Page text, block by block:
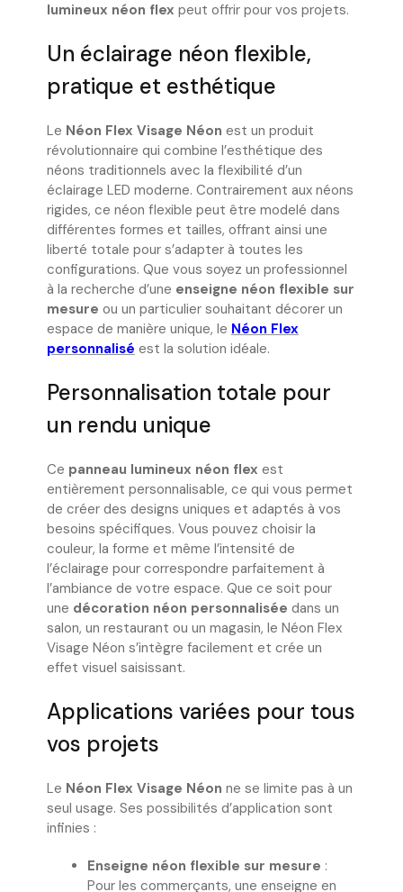
lumineux néon flex peut offrir pour vos projets.
Un éclairage néon flexible,
pratique et esthétique
Le Néon Flex Visage Néon est un produit
révolutionnaire qui combine l’esthétique des
néons traditionnels avec la flexibilité d’un
éclairage LED moderne. Contrairement aux néons
rigides, ce néon flexible peut être modelé dans
différentes formes et tailles, offrant ainsi une
liberté totale pour s’adapter à toutes les
configurations. Que vous soyez un professionnel
à la recherche d’une enseigne néon flexible sur
mesure ou un particulier souhaitant décorer un
espace de manière unique, le Néon Flex
personnalisé est la solution idéale.
Personnalisation totale pour
un rendu unique
Ce panneau lumineux néon flex est
entièrement personnalisable, ce qui vous permet
de créer des designs uniques et adaptés à vos
besoins spécifiques. Vous pouvez choisir la
couleur, la forme et même l’intensité de
l’éclairage pour correspondre parfaitement à
l’ambiance de votre espace. Que ce soit pour
une décoration néon personnalisée dans un
salon, un restaurant ou un magasin, le Néon Flex
Visage Néon s’intègre facilement et crée un
effet visuel saisissant.
Applications variées pour tous
vos projets
Le Néon Flex Visage Néon ne se limite pas à un
seul usage. Ses possibilités d’application sont
infinies :
Enseigne néon flexible sur mesure :
Pour les commerçants, une enseigne en